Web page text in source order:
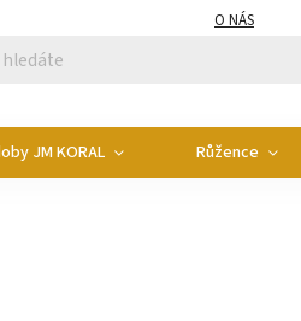
O NÁS
JM KORAL Růžence